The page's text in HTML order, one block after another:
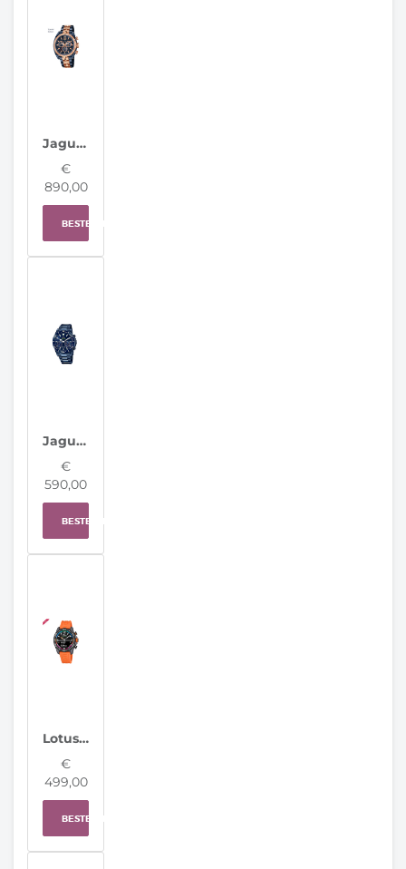
Jaguar Horloge J810/1 Special Edition Swiss Made
€
890,00
BESTELLEN
Jaguar Horloge J930/A Connected Men Special Edition
€
590,00
BESTELLEN
Lotus herenhorloge 20000/7 Connected D
€
499,00
BESTELLEN